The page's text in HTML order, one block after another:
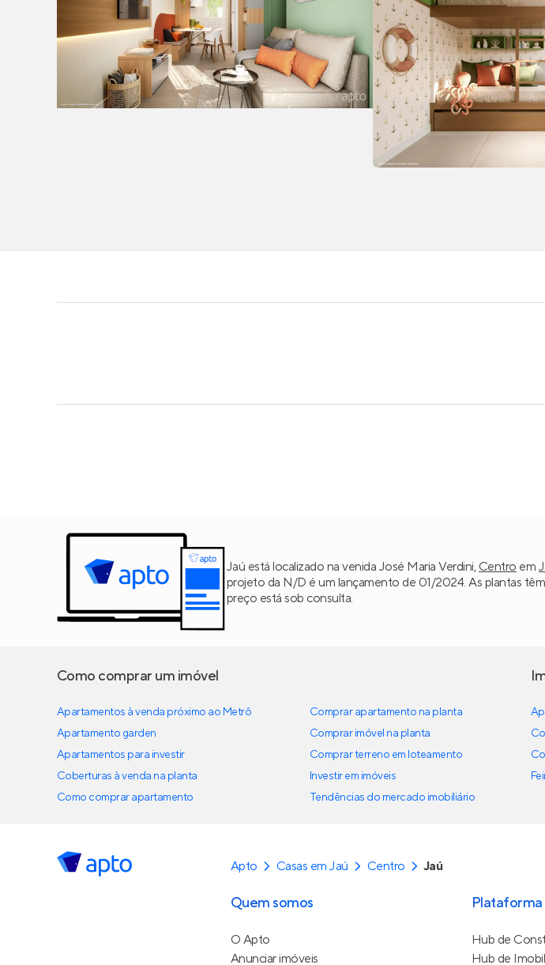
Jaú está localizado na venida José Maria Verdini, Centro em
projeto da N/D é um lançamento de 01/2024. As plantas
preço está sob consulta.
Como comprar um imóvel
Apartamentos à venda próximo ao Metrô
Apartamento garden
Apartamentos para investir
Coberturas à venda na planta
Como comprar apartamento
Comprar apartamento na planta
Comprar imóvel na planta
Comprar terreno em loteamento
Investir em imóveis
Tendências do mercado imobiliário
Apto Casas em Jaú Centro Jaú
Quem somos
O Apto
Anunciar imóveis
Plataforma
Hub de
Hub de